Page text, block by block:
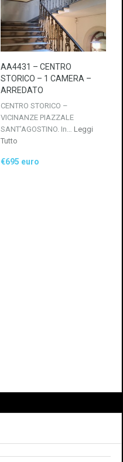
AA4431 – CENTRO
STORICO – 1 CAMERA –
ARREDATO
CENTRO STORICO –
VICINANZE PIAZZALE
SANT’AGOSTINO. In… Leggi
Tutto
€695 euro